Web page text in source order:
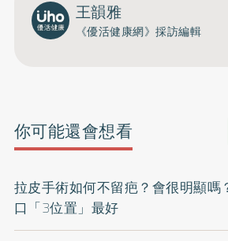
王韻雅
《優活健康網》採訪編輯
你可能還會想看
拉皮手術如何不留疤？會很明顯嗎
口「3位置」最好